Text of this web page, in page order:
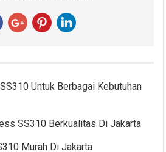
Untuk Berbagai Kebutuhan
SS310 Berkualitas Di Jakarta
Murah Di Jakarta